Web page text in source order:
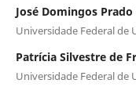
José Domingos Prado
Universidade Federal de
Patrícia Silvestre de
Universidade Federal de